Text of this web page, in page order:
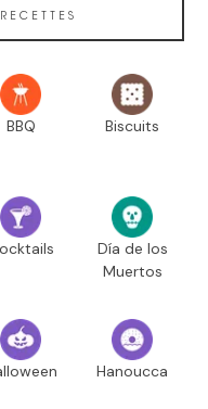
BBQ Biscuits
Día de los
Muertos
Hanoucca